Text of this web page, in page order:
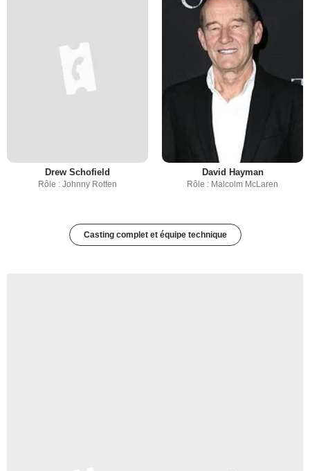
Drew Schofield
Rôle : Johnny Rotten
David Hayman
Rôle : Malcolm McLaren
Casting complet et équipe technique